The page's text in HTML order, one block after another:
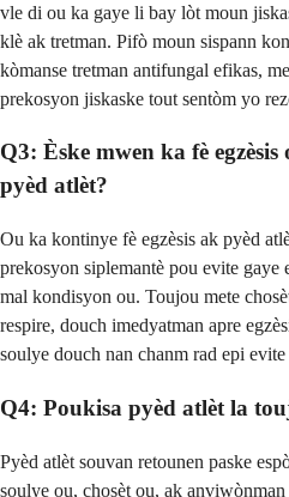
vle di ou ka gaye li bay lòt moun
klè ak tretman. Pifò moun sispann
kòmanse tretman antifungal efikas,
prekosyon jiskaske tout sentòm yo
Q3: Èske mwen ka fè
pyèd atlèt?
Ou ka kontinye fè egzèsis ak pyèd
prekosyon siplemantè pou evite gaye
mal kondisyon ou. Toujou mete
respire, douch imedyatman apre
soulye douch nan chanm rad epi
Q4: Poukisa pyèd atlèt la
Pyèd atlèt souvan retounen paske
soulye ou, chosèt ou, ak